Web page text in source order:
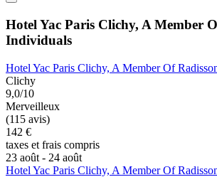
Hotel Yac Paris Clichy, A Member
Individuals
Hotel Yac Paris Clichy, A Member Of
Clichy
9,0/10
Merveilleux
(115 avis)
142 €
taxes et frais compris
23 août - 24 août
Hotel Yac Paris Clichy, A Member Of